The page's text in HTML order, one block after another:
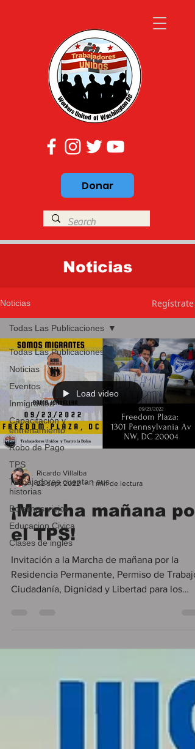
Donar
Noticias
Noticias Regístrate
Todas Las Publicaciones
Noticias
Eventos
Inmigración
Capacitación y
entrenamiento
Robo de Pago
TPS
Trabajadores cuentan sus
historias
Boletines viejos
Educacion Civica
Clases de ingles
Todas Las Publicaciones
Load video
Ricardo Villalba
22 sept 2022
1 min de lectura
¡Marcha mañana por
el TPS!
Invitación a la Marcha de mañana por la
Residencia Permanente, Permiso de
Ciudadanía, Dignidad y Libertad para los